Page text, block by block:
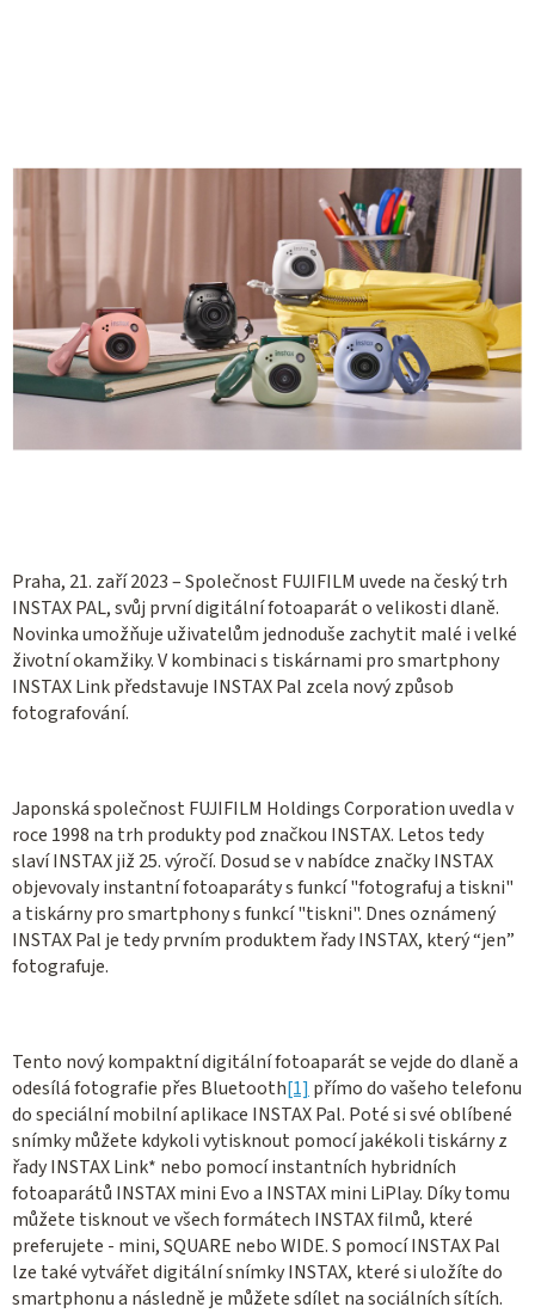
Praha, 21. zaří 2023 – Společnost FUJIFILM uvede na český trh
INSTAX PAL, svůj první digitální fotoaparát o velikosti dlaně.
Novinka umožňuje uživatelům jednoduše zachytit malé i velké
životní okamžiky. V kombinaci s tiskárnami pro smartphony
INSTAX Link představuje INSTAX Pal zcela nový způsob
fotografování.
Japonská společnost FUJIFILM Holdings Corporation uvedla v
roce 1998 na trh produkty pod značkou INSTAX. Letos tedy
slaví INSTAX již 25. výročí. Dosud se v nabídce značky INSTAX
objevovaly instantní fotoaparáty s funkcí "fotografuj a tiskni"
a tiskárny pro smartphony s funkcí "tiskni". Dnes oznámený
INSTAX Pal je tedy prvním produktem řady INSTAX, který “jen”
fotografuje.
Tento nový kompaktní digitální fotoaparát se vejde do dlaně a
odesílá fotografie přes Bluetooth[1] přímo do vašeho telefonu
do speciální mobilní aplikace INSTAX Pal. Poté si své oblíbené
snímky můžete kdykoli vytisknout pomocí jakékoli tiskárny z
řady INSTAX Link* nebo pomocí instantních hybridních
fotoaparátů INSTAX mini Evo a INSTAX mini LiPlay. Díky tomu
můžete tisknout ve všech formátech INSTAX filmů, které
preferujete - mini, SQUARE nebo WIDE. S pomocí INSTAX Pal
lze také vytvářet digitální snímky INSTAX, které si uložíte do
smartphonu a následně je můžete sdílet na sociálních sítích.